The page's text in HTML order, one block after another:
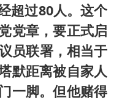
超过80人。这个
党章，要正式启
员联署，相当于
默距离被自家人
一脚。但他赌得